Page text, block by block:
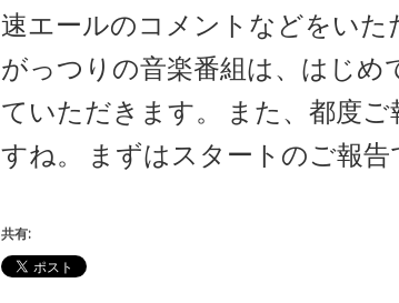
速エールのコメントなどをいた
がっつりの音楽番組は、はじめ
ていただきます。
また、都度
すね。
まずはスタートのご報告
共有: